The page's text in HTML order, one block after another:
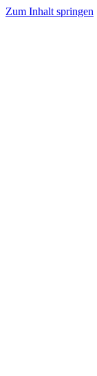
Zum Inhalt springen